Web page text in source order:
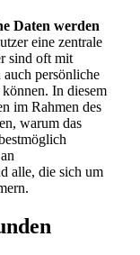
Daten werden
eine zentrale
sind oft mit
persönliche
In diesem
im Rahmen des
warum das
alle, die sich um